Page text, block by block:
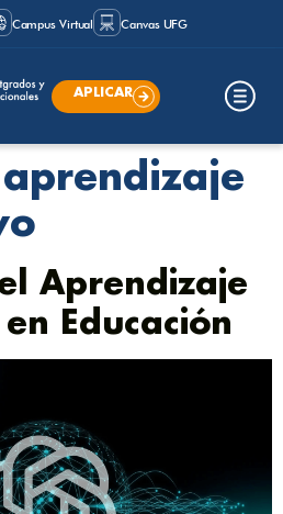
Campus Virtual Canvas UFG
APLICAR
aprendizaje
Aprendizaje
Educación